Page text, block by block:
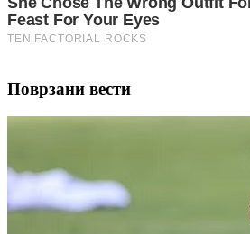
Поврзани вести